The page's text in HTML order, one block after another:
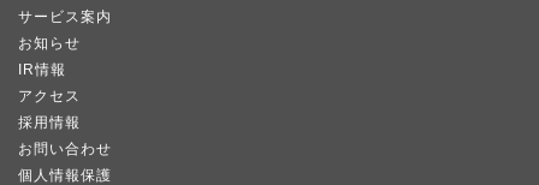
サービス案内
お知らせ
IR情報
アクセス
採用情報
お問い合わせ
個人情報保護